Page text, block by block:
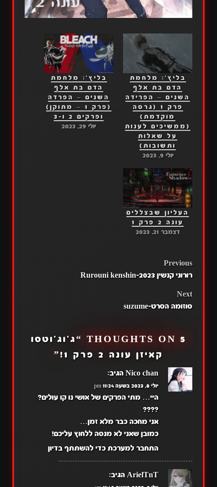
בליץ': מלחמת
הדם בת אלף
השנים – הפרידה
פרק 1 (גרסה
מוקדמת)
(ממשיכים לענות
על שאלות
ותשובות)
יולי 9, 2023
בליץ': מלחמת
הדם בת אלף
השנים – הפרדה
(פרק 1 – מתוקן)
ופרקים 2 ו-3
יולי 29, 2023
העליון שבצללים
עונה 2 פרק 1
דצמבר 21, 2023
POST
Previous
רורוני קנשין 2023-Rurouni kenshin
Next
סוזומה הסרט-suzume
5 THOUGHTS ON “
ג'וג'וטסו
קאיזן עונה 2 פרק 1!
”
Nico chan הגיב:
יולי 8, 2023 בשעה 11:24 pm
היי… מתי הפרקים של אושי נו קו עולים?
????
אני מחכה כבר מלא זמן…
כמובן שאני לא מנסה ללחוץ עליכם!
התחבר למערכת כדי להשתתף בדיון
ArielTnT הגיב: